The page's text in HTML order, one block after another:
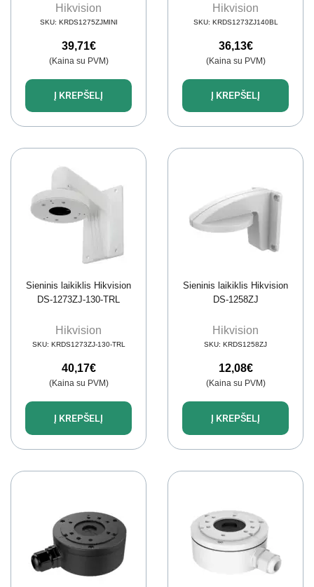
Hikvision
SKU: KRDS1275ZJMINI
39,71€
(Kaina su PVM)
Į KREPŠELĮ
Hikvision
SKU: KRDS1273ZJ140BL
36,13€
(Kaina su PVM)
Į KREPŠELĮ
Sieninis laikiklis Hikvision
DS-1273ZJ-130-TRL
Hikvision
SKU: KRDS1273ZJ-130-TRL
40,17€
(Kaina su PVM)
Į KREPŠELĮ
Sieninis laikiklis Hikvision
DS-1258ZJ
Hikvision
SKU: KRDS1258ZJ
12,08€
(Kaina su PVM)
Į KREPŠELĮ